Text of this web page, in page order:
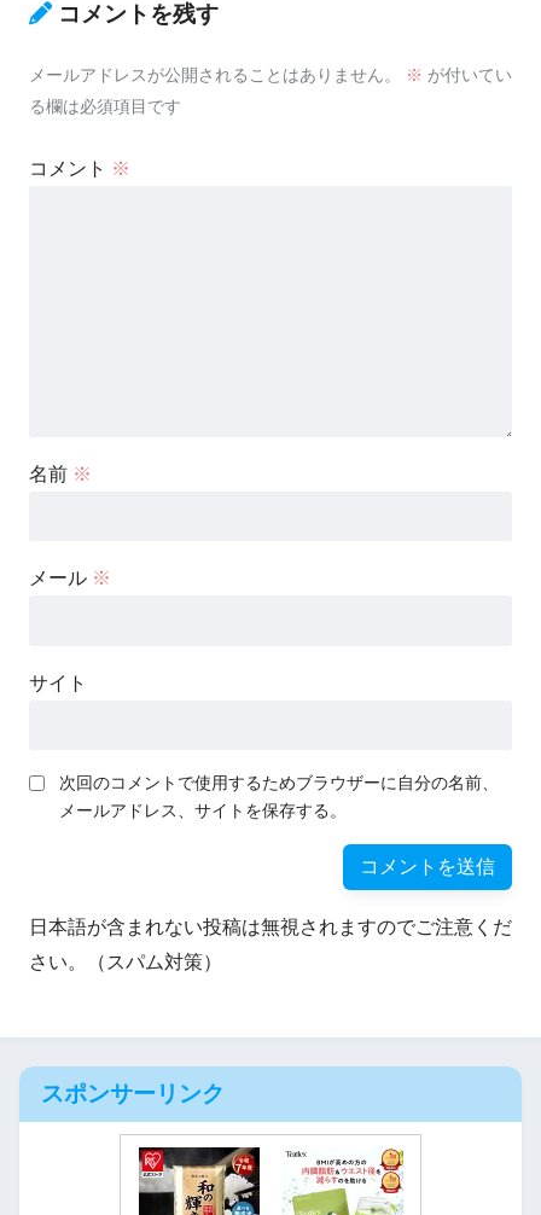
コメントを残す
メールアドレスが公開されることはありません。 ※ が付いてい
る欄は必須項目です
コメント ※
名前 ※
メール ※
サイト
次回のコメントで使用するためブラウザーに自分の名前、
メールアドレス、サイトを保存する。
日本語が含まれない投稿は無視されますのでご注意くだ
さい。（スパム対策）
スポンサーリンク